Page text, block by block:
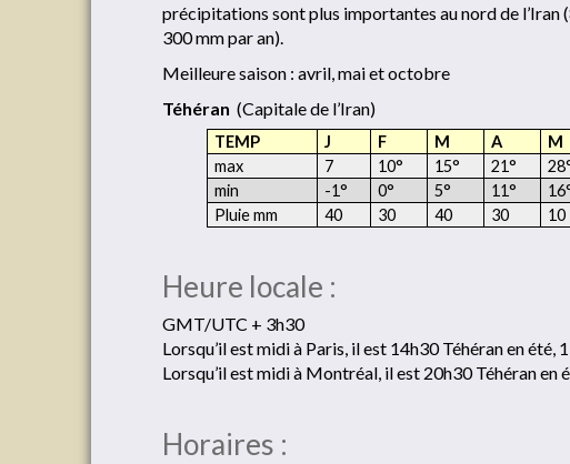
précipitations sont plus importantes au nord de l’Iran
300 mm par an).
Meilleure saison : avril, mai et octobre
Téhéran (Capitale de l’Iran)
TEMP J F M A M
max
7 10° 15° 21°
min
-1° 0° 5° 11°
Pluie mm
40 30 40 30 10
Heure locale :
GMT/UTC + 3h30
Lorsqu’il est midi à Paris, il est 14h30 Téhéran en été,
Lorsqu’il est midi à Montréal, il est 20h30 Téhéran en
Horaires :